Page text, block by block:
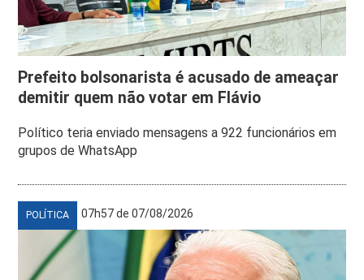
Prefeito bolsonarista é acusado de ameaçar
demitir quem não votar em Flávio
Político teria enviado mensagens a 922 funcionários em
grupos de WhatsApp
POLÍTICA 07h57 de 07/08/2026